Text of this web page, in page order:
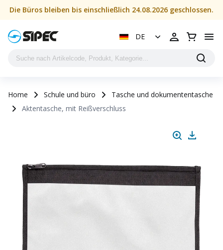
Die Büros bleiben bis einschließlich 24.08.2026 geschlossen.
DE
Home Schule und büro
Tasche und dokumententasche
Aktentasche, mit Reißverschluss